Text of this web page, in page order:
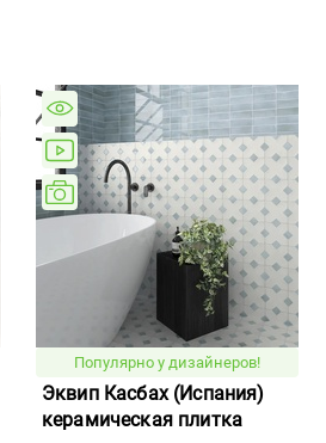
Популярно у дизайнеров!
Эквип Касбах (Испания)
керамическая плитка